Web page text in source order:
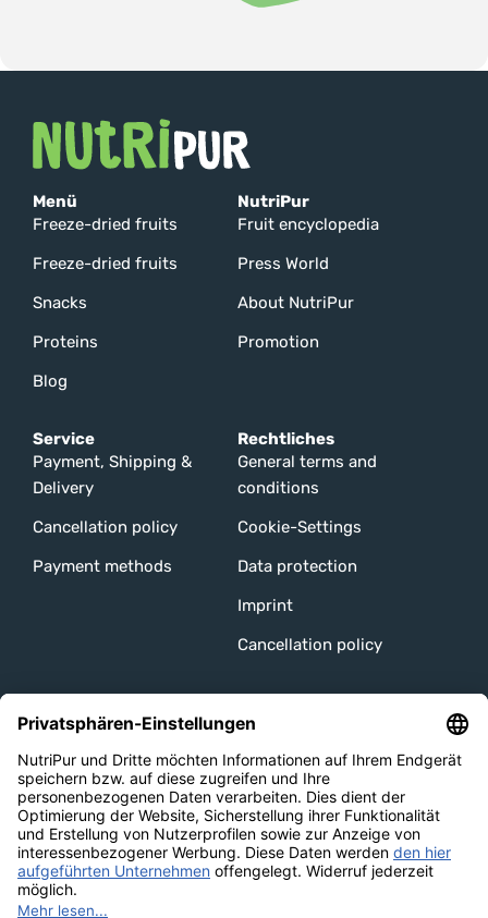
Menü
Freeze-dried fruits
Freeze-dried fruits
Snacks
Proteins
Blog
NutriPur
Fruit encyclopedia
Press World
About NutriPur
Promotion
Service
Payment, Shipping &
Delivery
Cancellation policy
Payment methods
Rechtliches
General terms and
conditions
Cookie-Settings
Data protection
Imprint
Cancellation policy
Unsere Channels
Versandarten